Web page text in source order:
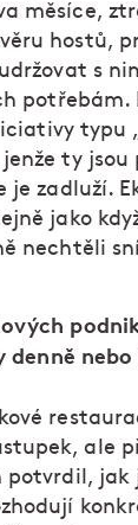
měsíce,
hostů,
s
potřebám.
typu
ty jsou
je zadluží.
jako
nechtěli
denně
ale
potvrdil, jak